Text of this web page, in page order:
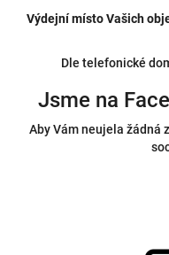
Výdejní místo Vašich
Dle telefonické
Jsme na
Aby Vám neujela žádná